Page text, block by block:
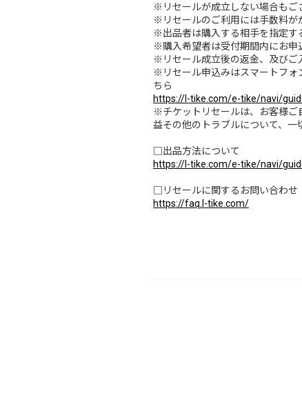
※リセールが成立しない場合もご
※リセールのご利用には手数料が
※出品者は購入する相手を指定す
※購入希望者は受付期間内にお申
※リセール成立後の返金、及びご
※リセール申込みはスマートフォ
ちら
https://l-tike.com/e-tike/navi/
※チケットリセールは、お客様ご
益その他のトラブルについて、一
□出品方法について
https://l-tike.com/e-tike/navi/
□リセールに関するお問い合わせ
https://faq.l-tike.com/